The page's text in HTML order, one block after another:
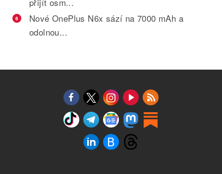
6
Nové OnePlus N6x sází na 7000 mAh a
odolnou...